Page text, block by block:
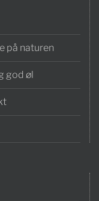
på naturen
god øl